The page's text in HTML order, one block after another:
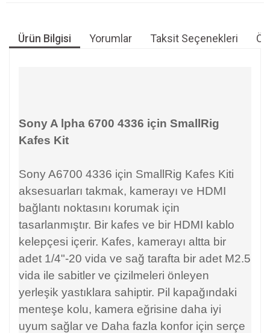
Ürün Bilgisi Yorumlar Taksit Seçenekleri
Sony A lpha 6700 4336 için SmallRig
Kafes Kit
Sony A6700 4336 için SmallRig Kafes Kiti
aksesuarları takmak, kamerayı ve HDMI
bağlantı noktasını korumak için
tasarlanmıştır. Bir kafes ve bir HDMI kablo
kelepçesi içerir. Kafes, kamerayı altta bir
adet 1/4"-20 vida ve sağ tarafta bir adet M2.5
vida ile sabitler ve çizilmeleri önleyen
yerleşik yastıklara sahiptir. Pil kapağındaki
menteşe kolu, kamera eğrisine daha iyi
uyum sağlar ve Daha fazla konfor için serçe